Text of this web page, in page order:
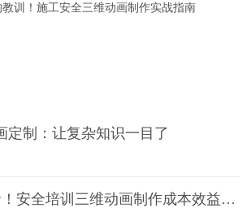
训！施工安全三维动画制作实战指南
定制：让复杂知识一目了
1分钟可能=1条命！安全培训三维动画制作成本效益深度拆解